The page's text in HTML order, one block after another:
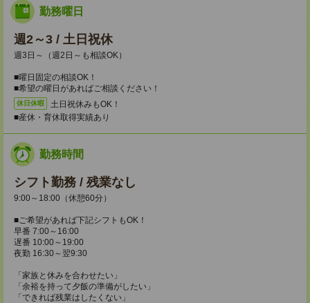
勤務曜日
週2～3 / 土日祝休
週3日～（週2日～も相談OK）
■曜日固定の相談OK！
■希望の曜日があればご相談ください！
休日休暇
土日祝休みもOK！
■産休・育休取得実績あり
勤務時間
シフト勤務 / 残業なし
9:00～18:00（休憩60分）
■ご希望があれば下記シフトもOK！
早番 7:00～16:00
遅番 10:00～19:00
夜勤 16:30～翌9:30
「家族と休みを合わせたい」
「余裕を持って夕飯の準備がしたい」
「できれば残業はしたくない」